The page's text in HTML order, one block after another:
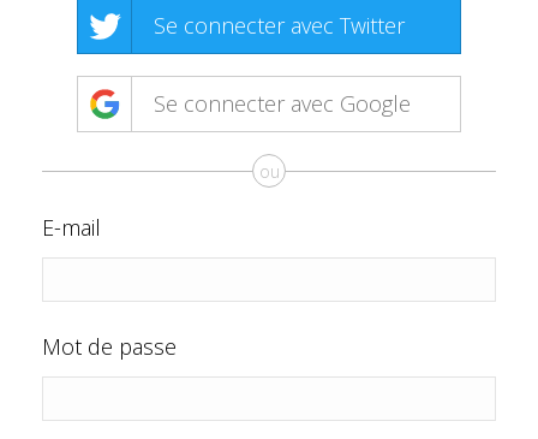
Se connecter avec Twitter
Se connecter avec Google
ou
E-mail
Mot de passe